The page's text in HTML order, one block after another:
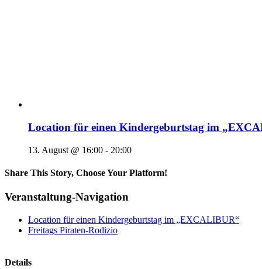
Location für einen Kindergeburtstag im
13. August @ 16:00 - 20:00
Share This Story, Choose Your Platform!
Veranstaltung-Navigation
Location für einen Kindergeburtstag im „EXCALIBUR“
Freitags Piraten-Rodizio
Details